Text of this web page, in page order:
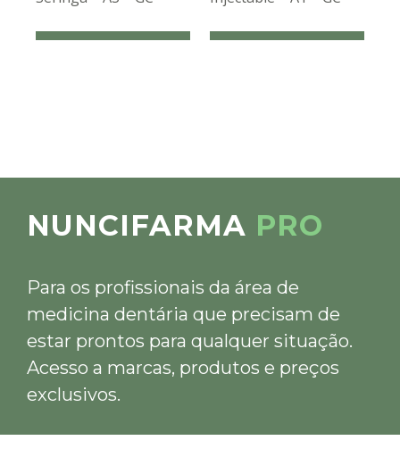
NUNCIFARMA PRO
Para os profissionais da área de
medicina dentária que precisam de
estar prontos para qualquer situação.
Acesso a marcas, produtos e preços
exclusivos.